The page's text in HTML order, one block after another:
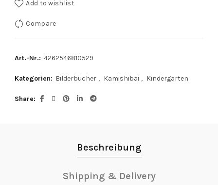
Add to wishlist
Compare
Art.-Nr.: 4262546810529
Kategorien: Bilderbücher , Kamishibai , Kindergarten
Share
Beschreibung
Shipping & Delivery